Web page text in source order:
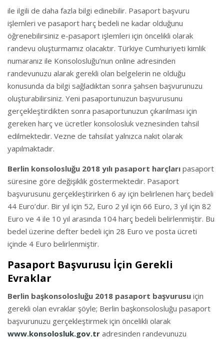
ile ilgili de daha fazla bilgi edinebilir. Pasaport başvuru
işlemleri ve pasaport harç bedeli ne kadar olduğunu
öğrenebilirsiniz e-pasaport işlemleri için öncelikli olarak
randevu oluşturmamız olacaktır. Türkiye Cumhuriyeti kimlik
numaranız ile Konsolosluğu’nun online adresinden
randevunuzu alarak gerekli olan belgelerin ne olduğu
konusunda da bilgi sağladıktan sonra şahsen başvurunuzu
oluşturabilirsiniz. Yeni pasaportunuzun başvurusunu
gerçekleştirdikten sonra pasaportunuzun çıkarılması için
gereken harç ve ücretler konsolosluk veznesinden tahsil
edilmektedir. Vezne de tahsilat yalnızca nakit olarak
yapılmaktadır.
Berlin konsolosluğu 2018 yılı pasaport harçları pasaport
süresine göre değişiklik göstermektedir. Pasaport
başvurusunu gerçekleştirirken 6 ay için belirlenen harç bedeli
44 Euro’dur. Bir yıl için 52, Euro 2 yıl için 66 Euro, 3 yıl için 82
Euro ve 4 ile 10 yıl arasında 104 harç bedeli belirlenmiştir. Bu
bedel üzerine defter bedeli için 28 Euro ve posta ücreti
içinde 4 Euro belirlenmiştir.
Pasaport Başvurusu İçin Gerekli
Evraklar
Berlin başkonsolosluğu 2018 pasaport başvurusu için
gerekli olan evraklar şöyle; Berlin başkonsolosluğu pasaport
başvurunuzu gerçekleştirmek için öncelikli olarak
www.konsolosluk.gov.tr adresinden randevunuzu